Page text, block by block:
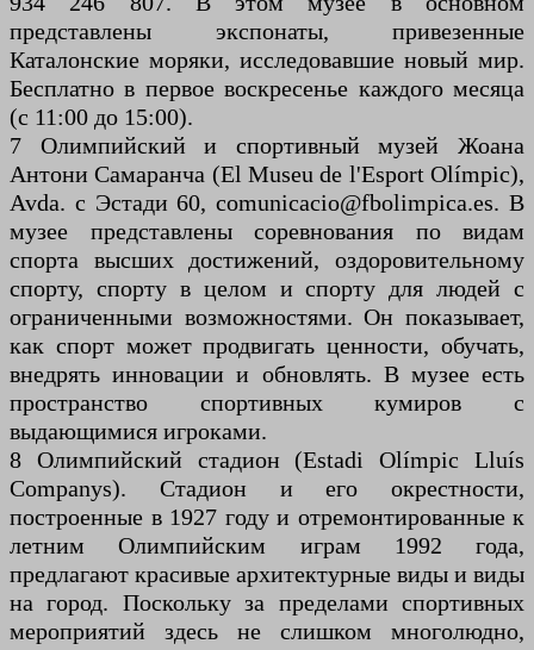
представлены экспонаты, привезенные
Каталонские моряки, исследовавшие новый мир.
Бесплатно в первое воскресенье каждого месяца
(с 11:00 до 15:00).
7 Олимпийский и спортивный музей Жоана
Антони Самаранча (El Museu de l'Esport Olímpic),
Avda. с Эстади 60, comunicacio@fbolimpica.es. В
музее представлены соревнования по видам
спорта высших достижений, оздоровительному
спорту, спорту в целом и спорту для людей с
ограниченными возможностями. Он показывает,
как спорт может продвигать ценности, обучать,
внедрять инновации и обновлять. В музее есть
пространство спортивных кумиров с
выдающимися игроками.
8 Олимпийский стадион (Estadi Olímpic Lluís
Companys). Стадион и его окрестности,
построенные в 1927 году и отремонтированные к
летним Олимпийским играм 1992 года,
предлагают красивые архитектурные виды и виды
на город. Поскольку за пределами спортивных
мероприятий здесь не слишком многолюдно,